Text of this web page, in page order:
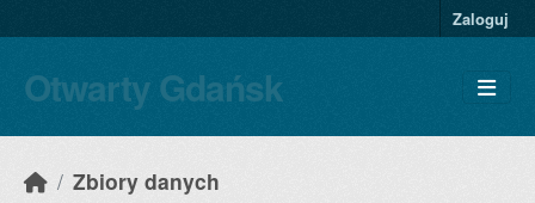
Zaloguj
Otwarty Gdańsk
Zbiory danych